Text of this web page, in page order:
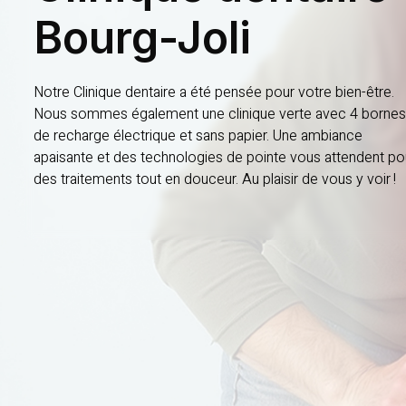
Bourg-Joli
Notre Clinique dentaire a été pensée pour votre bien-être.
Nous sommes également une clinique verte avec 4 bornes
de recharge électrique et sans papier. Une ambiance
apaisante et des technologies de pointe vous attendent
des traitements tout en douceur. Au plaisir de vous y voir !